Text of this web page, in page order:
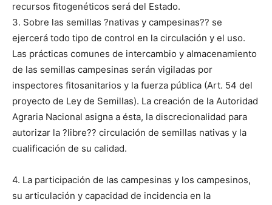
recursos fitogenéticos será del Estado.
3. Sobre las semillas ?nativas y campesinas?? se
ejercerá todo tipo de control en la circulación y el uso.
Las prácticas comunes de intercambio y almacenamiento
de las semillas campesinas serán vigiladas por
inspectores fitosanitarios y la fuerza pública (Art. 54 del
proyecto de Ley de Semillas). La creación de la Autoridad
Agraria Nacional asigna a ésta, la discrecionalidad para
autorizar la ?libre?? circulación de semillas nativas y la
cualificación de su calidad.
4. La participación de las campesinas y los campesinos,
su articulación y capacidad de incidencia en la